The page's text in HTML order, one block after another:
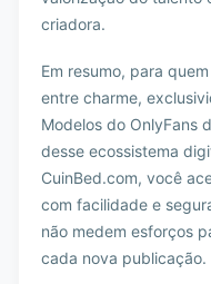
criadora.
Em resumo, para
entre charme,
Modelos do OnlyFans
desse ecossistema
CuinBed.com, você
com facilidade e
não medem esforços
cada nova publicação.